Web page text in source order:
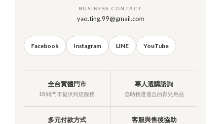
BUSINESS CONTACT
yao.ting.99@gmail.com
Facebook Instagram LINE YouTube
全台實體門市
18 間門市提供到店服務
專人選購諮詢
協助挑選適合的育兒用品
多元付款方式 客服與售後協助